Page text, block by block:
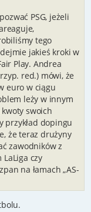
PSG, jeżeli
tego
jakieś kroki w
Play. Andrea
red.) mówi, że
euro w ciągu
leży w innym
swoich
przykład dopingu
że teraz drużyny
zawodników z
czy
na łamach „AS-